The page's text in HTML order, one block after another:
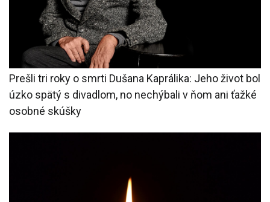
Prešli tri roky o smrti Dušana Kaprálika: Jeho život bol
úzko spätý s divadlom, no nechýbali v ňom ani ťažké
osobné skúšky